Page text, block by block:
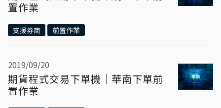
置作業
支援券商 前置作業
2019/09/20
期貨程式交易下單機｜華南下單前
置作業